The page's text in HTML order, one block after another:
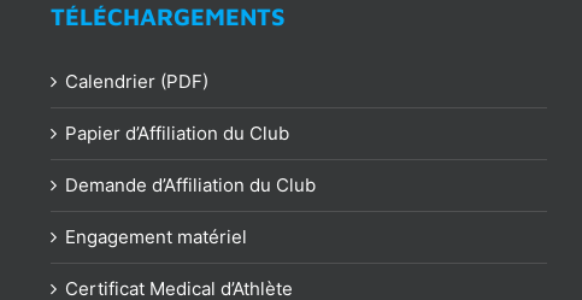
TÉLÉCHARGEMENTS
Calendrier (PDF)
Papier d’Affiliation du Club
Demande d’Affiliation du Club
Engagement matériel
Certificat Medical d’Athlète